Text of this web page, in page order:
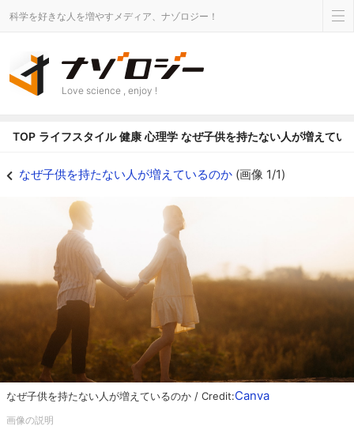
科学を好きな人を増やすメディア、ナゾロジー！
Love science , enjoy !
TOP ライフスタイル 健康 心理学 なぜ子供を持たない人が増えてい
なぜ子供を持たない人が増えているのか (画像 1/1)
なぜ子供を持たない人が増えているのか / Credit:Canva